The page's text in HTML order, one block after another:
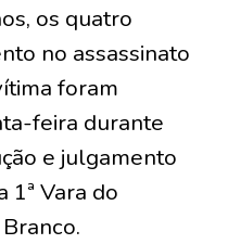
os quatro
no assassinato
foram
feira durante
e julgamento
1ª Vara do